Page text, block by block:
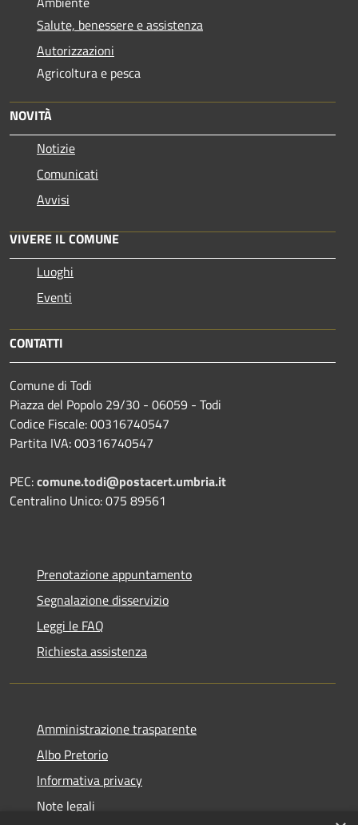
Salute, benessere e assistenza
Autorizzazioni
Agricoltura e pesca
NOVITÀ
Notizie
Comunicati
Avvisi
VIVERE IL COMUNE
Luoghi
Eventi
CONTATTI
Comune di Todi
Piazza del Popolo 29/30 - 06059 - Todi
Codice Fiscale: 00316740547
Partita IVA: 00316740547
PEC:comune.todi@postacert.umbria.it
Centralino Unico: 075 89561
Prenotazione appuntamento
Segnalazione disservizio
Leggi le FAQ
Richiesta assistenza
Amministrazione trasparente
Albo Pretorio
Informativa privacy
Note legali